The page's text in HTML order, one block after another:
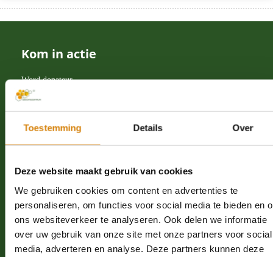
Toestemming Details Over
Deze website maakt gebruik van cookies
We gebruiken cookies om content en advertenties te
personaliseren, om functies voor social media te bieden en
ons websiteverkeer te analyseren. Ook delen we informatie
over uw gebruik van onze site met onze partners voor social
media, adverteren en analyse. Deze partners kunnen deze
Kom in actie
Word donateur
Word ambassadeur
Word vrijwilliger
Leer over bijen
Schrijf je in voor de nieuwsbrief
Nalatenschap
Word een bijenkenner